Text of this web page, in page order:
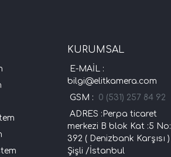
KURUMSAL
E-MAİL :
bilgi@elitkamera.com
GSM : 0 (531) 257 84 92
ADRES :Perpa ticaret
merkezi B blok Kat :5 No:
392 ( Denizbank Karşısı )
Şişli /İstanbul